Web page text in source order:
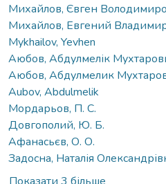
Михайлов, Євген
Михайлов, Евгений
Mykhailov, Yevhen
Аюбов, Абдулмелік
Аюбов, Абдулмелик
Aubov, Abdulmelik
Мордарьов, П. С.
Довгополий, Ю. Б.
Афанасьєв, О. О.
Задосна, Наталія